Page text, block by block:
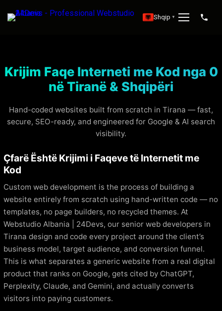
Shqip ▼
Krijim Faqe Interneti me Kod nga 0
në Tiranë & Shqipëri
Hand-coded websites built from scratch in Tirana — fast,
secure, SEO-ready, and engineered for Google & AI search
visibility.
Çfarë Është Krijimi i Faqeve të Internetit me
Kod
Custom web development is the process of building a
website entirely from scratch using hand-written code — no
templates, no page builders, no recycled themes. At
Webstudio Albania | 24Devs, our senior web developers in
Tirana design and code every project around the client’s
business model, target audience, and conversion funnel.
This is what separates a generic website from a real digital
product that ranks on Google, gets cited by ChatGPT,
Perplexity, Claude, and Gemini, and actually converts
visitors into paying customers.